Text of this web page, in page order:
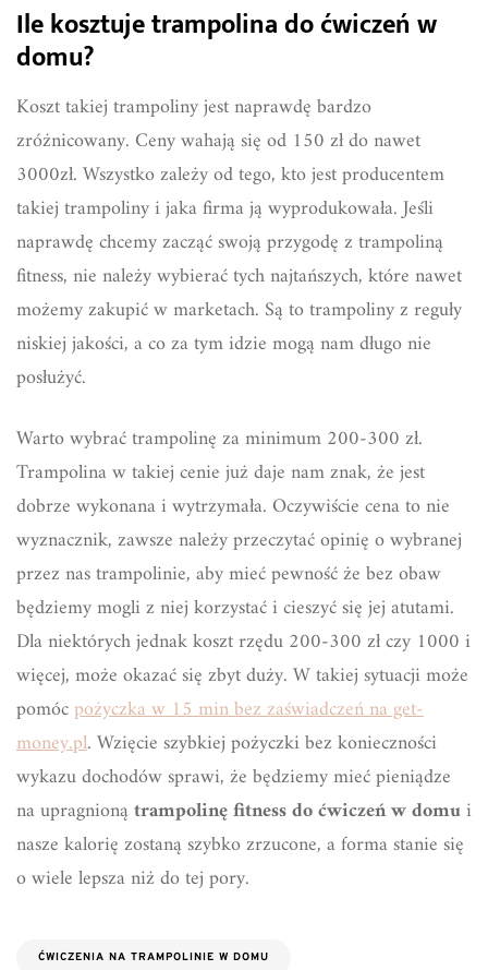
Ile kosztuje trampolina do ćwiczeń w
domu?
Koszt takiej trampoliny jest naprawdę bardzo
zróżnicowany. Ceny wahają się od 150 zł do nawet
3000zł. Wszystko zależy od tego, kto jest producentem
takiej trampoliny i jaka firma ją wyprodukowała. Jeśli
naprawdę chcemy zacząć swoją przygodę z trampoliną
fitness, nie należy wybierać tych najtańszych, które nawet
możemy zakupić w marketach. Są to trampoliny z reguły
niskiej jakości, a co za tym idzie mogą nam długo nie
posłużyć.
Warto wybrać trampolinę za minimum 200-300 zł.
Trampolina w takiej cenie już daje nam znak, że jest
dobrze wykonana i wytrzymała. Oczywiście cena to nie
wyznacznik, zawsze należy przeczytać opinię o wybranej
przez nas trampolinie, aby mieć pewność że bez obaw
będziemy mogli z niej korzystać i cieszyć się jej atutami.
Dla niektórych jednak koszt rzędu 200-300 zł czy 1000 i
więcej, może okazać się zbyt duży. W takiej sytuacji może
pomócpożyczka w 15 min bez zaświadczeń na get-
money.pl. Wzięcie szybkiej pożyczki bez konieczności
wykazu dochodów sprawi, że będziemy mieć pieniądze
na upragnionątrampolinę fitness do ćwiczeń w domui
nasze kalorię zostaną szybko zrzucone, a forma stanie się
o wiele lepsza niż do tej pory.
ĆWICZENIA NA TRAMPOLINIE W DOMU